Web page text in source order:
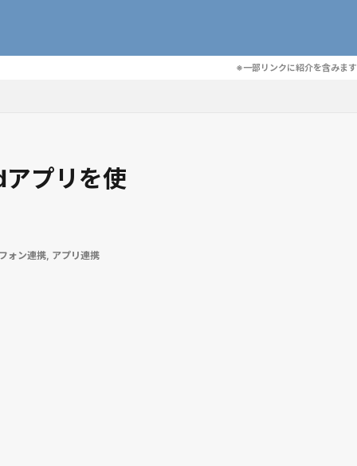
※一部リンクに紹介を含みます
プリを使
ォン連携, アプリ連携